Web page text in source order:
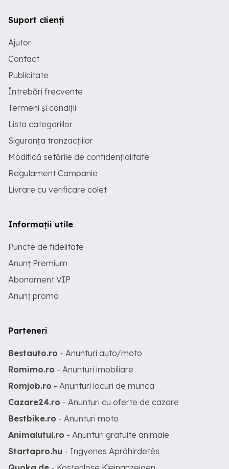
Suport clienți
Ajutor
Contact
Publicitate
Întrebări frecvente
Termeni și condiții
Lista categoriilor
Siguranța tranzacțiilor
Modifică setările de confidențialitate
Regulament Campanie
Livrare cu verificare colet
Informații utile
Puncte de fidelitate
Anunț Premium
Abonament VIP
Anunț promo
Parteneri
Bestauto.ro - Anunturi auto/moto
Romimo.ro - Anunturi imobiliare
Romjob.ro - Anunturi locuri de munca
Cazare24.ro - Anunturi cu oferte de cazare
Bestbike.ro - Anunturi moto
Animalutul.ro - Anunturi gratuite animale
Startapro.hu - Ingyenes Apróhirdetés